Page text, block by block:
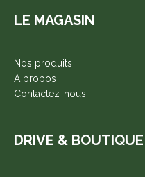
LE MAGASIN
Nos produits
A propos
Contactez-nous
DRIVE & BOUTIQUE